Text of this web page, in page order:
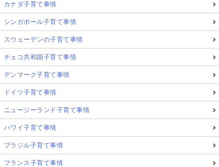
カナダ子育て事情
シンガポール子育て事情
スウェーデンの子育て事情
チェコ共和国子育て事情
デンマーク子育て事情
ドイツ子育て事情
ニュージーランド子育て事情
ハワイ子育て事情
ブラジル子育て事情
フランス子育て事情